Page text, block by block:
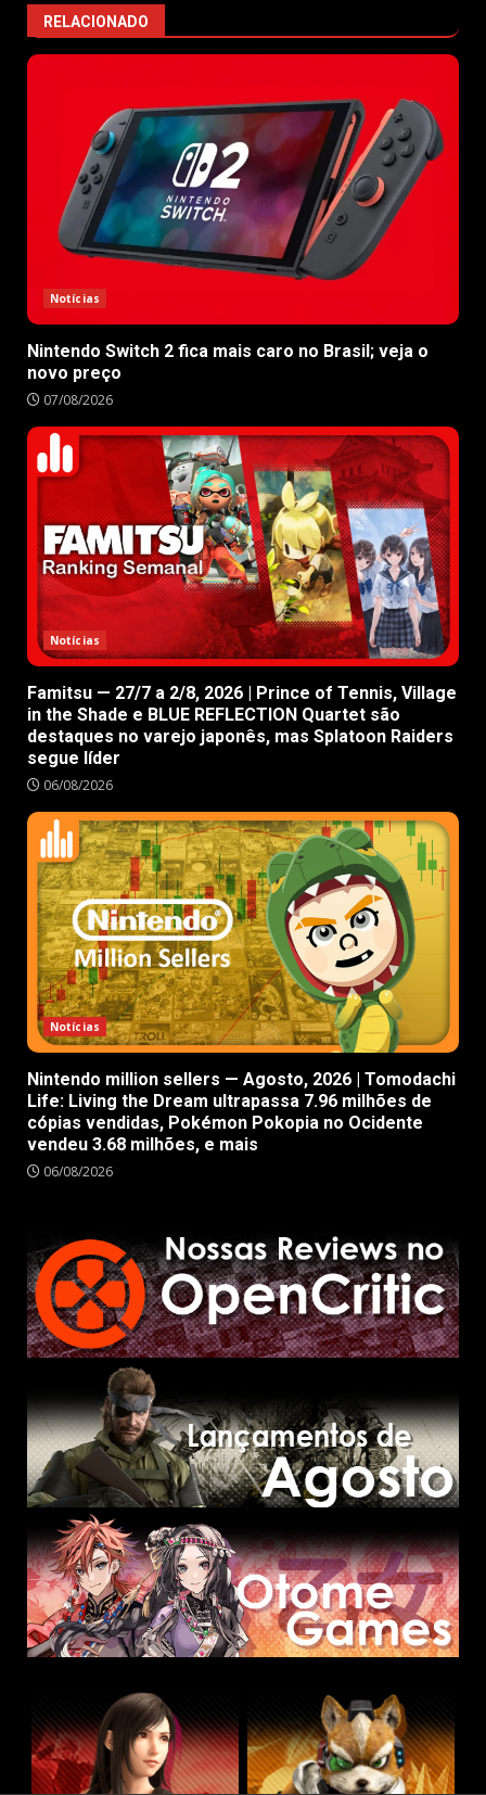
RELACIONADO
Notícias
Nintendo Switch 2 fica mais caro no Brasil; veja o
novo preço
07/08/2026
Notícias
Famitsu — 27/7 a 2/8, 2026 | Prince of Tennis, Village
in the Shade e BLUE REFLECTION Quartet são
destaques no varejo japonês, mas Splatoon Raiders
segue líder
06/08/2026
Notícias
Nintendo million sellers — Agosto, 2026 | Tomodachi
Life: Living the Dream ultrapassa 7.96 milhões de
cópias vendidas, Pokémon Pokopia no Ocidente
vendeu 3.68 milhões, e mais
06/08/2026